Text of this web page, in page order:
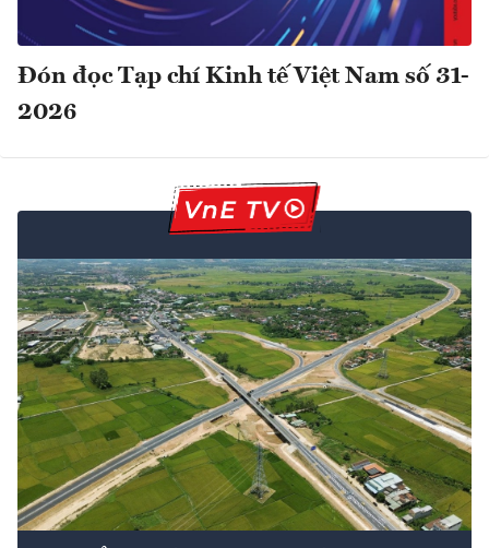
Đón đọc Tạp chí Kinh tế Việt Nam số 31-
2026